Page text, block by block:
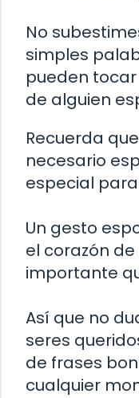
No
simples
pueden
de alguien
Recuerda
necesario
especial
Un gesto
el corazón
importante
Así que no
seres
de frases
cualquier